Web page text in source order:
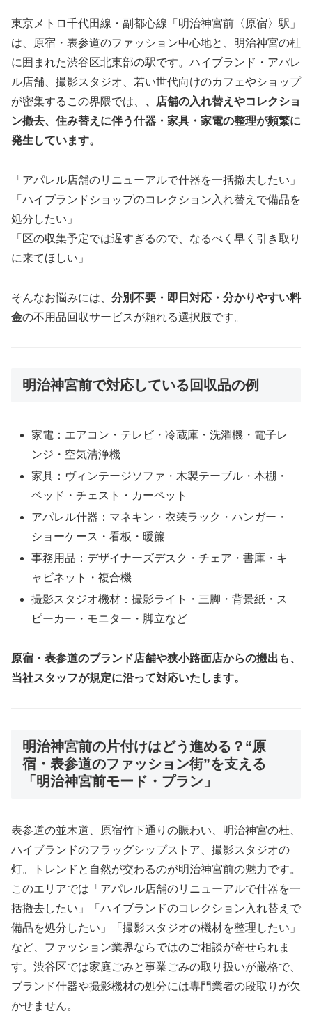
東京メトロ千代田線・副都心線「明治神宮前〈原宿〉駅」
は、原宿・表参道のファッション中心地と、明治神宮の杜
に囲まれた渋谷区北東部の駅です。ハイブランド・アパレ
ル店舗、撮影スタジオ、若い世代向けのカフェやショップ
が密集するこの界隈では、 、店舗の入れ替えやコレクショ
ン撤去、住み替えに伴う什器・家具・家電の整理が頻繁に
発生しています。
「アパレル店舗のリニューアルで什器を一括撤去したい」
「ハイブランドショップのコレクション入れ替えで備品を
処分したい」
「区の収集予定では遅すぎるので、なるべく早く引き取り
に来てほしい」
そんなお悩みには、 分別不要・即日対応・分かりやすい料
金の不用品回収サービスが頼れる選択肢です。
明治神宮前で対応している回収品の例
家電：エアコン・テレビ・冷蔵庫・洗濯機・電子レ
ンジ・空気清浄機
家具：ヴィンテージソファ・木製テーブル・本棚・
ベッド・チェスト・カーペット
アパレル什器：マネキン・衣装ラック・ハンガー・
ショーケース・看板・暖簾
事務用品：デザイナーズデスク・チェア・書庫・キ
ャビネット・複合機
撮影スタジオ機材：撮影ライト・三脚・背景紙・ス
ピーカー・モニター・脚立など
原宿・表参道のブランド店舗や狭小路面店からの搬出も、
当社スタッフが規定に沿って対応いたします。
明治神宮前の片付けはどう進める？“原
宿・表参道のファッション街”を支える
「明治神宮前モード・プラン」
表参道の並木道、原宿竹下通りの賑わい、明治神宮の杜、
ハイブランドのフラッグシップストア、撮影スタジオの
灯。トレンドと自然が交わるのが明治神宮前の魅力です。
このエリアでは「アパレル店舗のリニューアルで什器を一
括撤去したい」「ハイブランドのコレクション入れ替えで
備品を処分したい」「撮影スタジオの機材を整理したい」
など、ファッション業界ならではのご相談が寄せられま
す。渋谷区では家庭ごみと事業ごみの取り扱いが厳格で、
ブランド什器や撮影機材の処分には専門業者の段取りが欠
かせません。